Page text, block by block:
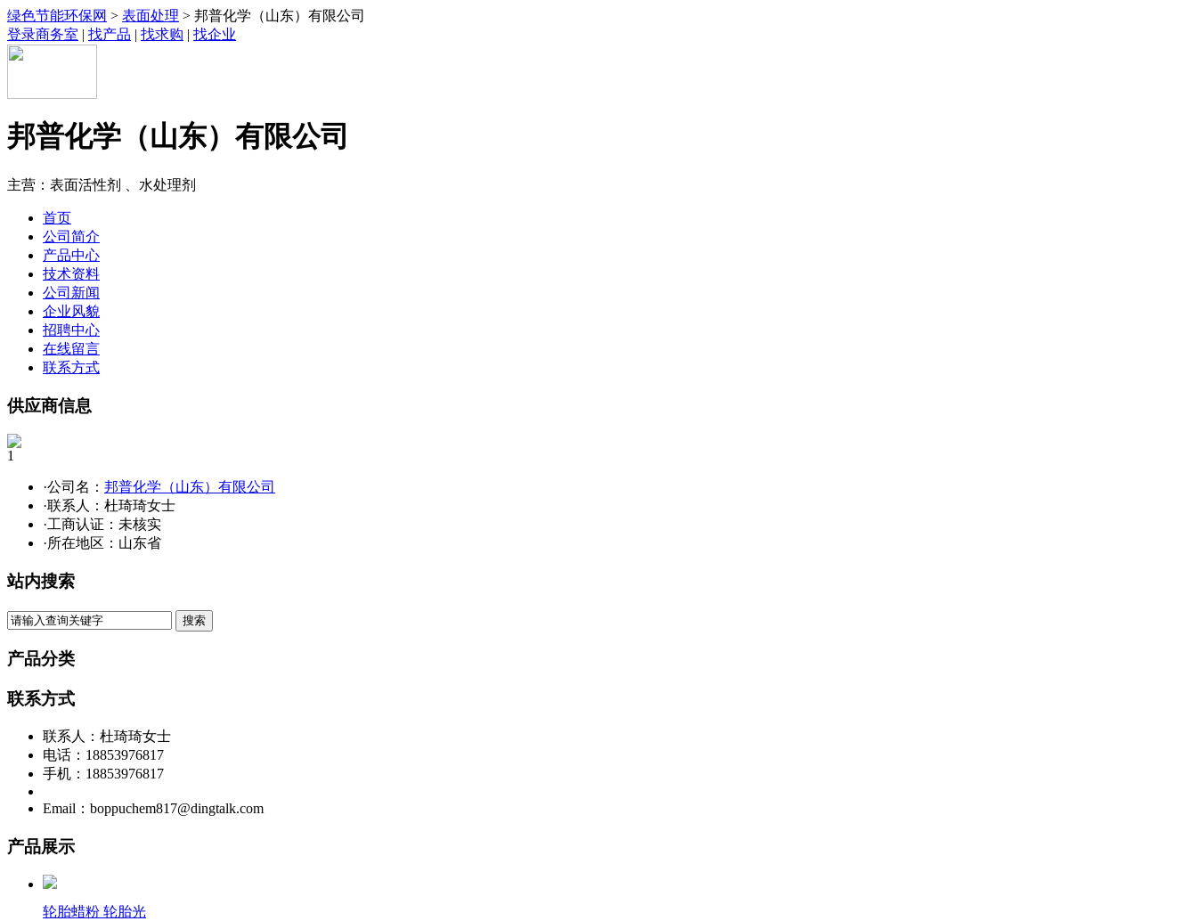
绿色节能环保网 > 表面处理 > 邦普化学（山东）有限公司
登录商务室 | 找产品 | 找求购 | 找企业
邦普化学（山东）有限公司
主营：表面活性剂 、水处理剂
首页
公司简介
产品中心
技术资料
公司新闻
企业风貌
招聘中心
在线留言
联系方式
供应商信息
1
·公司名： 邦普化学（山东）有限公司
·联系人：杜琦琦女士
·工商认证： 未核实
·所在地区：山东省
站内搜索
产品分类
联系方式
联系人：杜琦琦女士
电话：18853976817
手机：18853976817
Email：boppuchem817@dingtalk.com
产品展示
轮胎蜡粉 轮胎光